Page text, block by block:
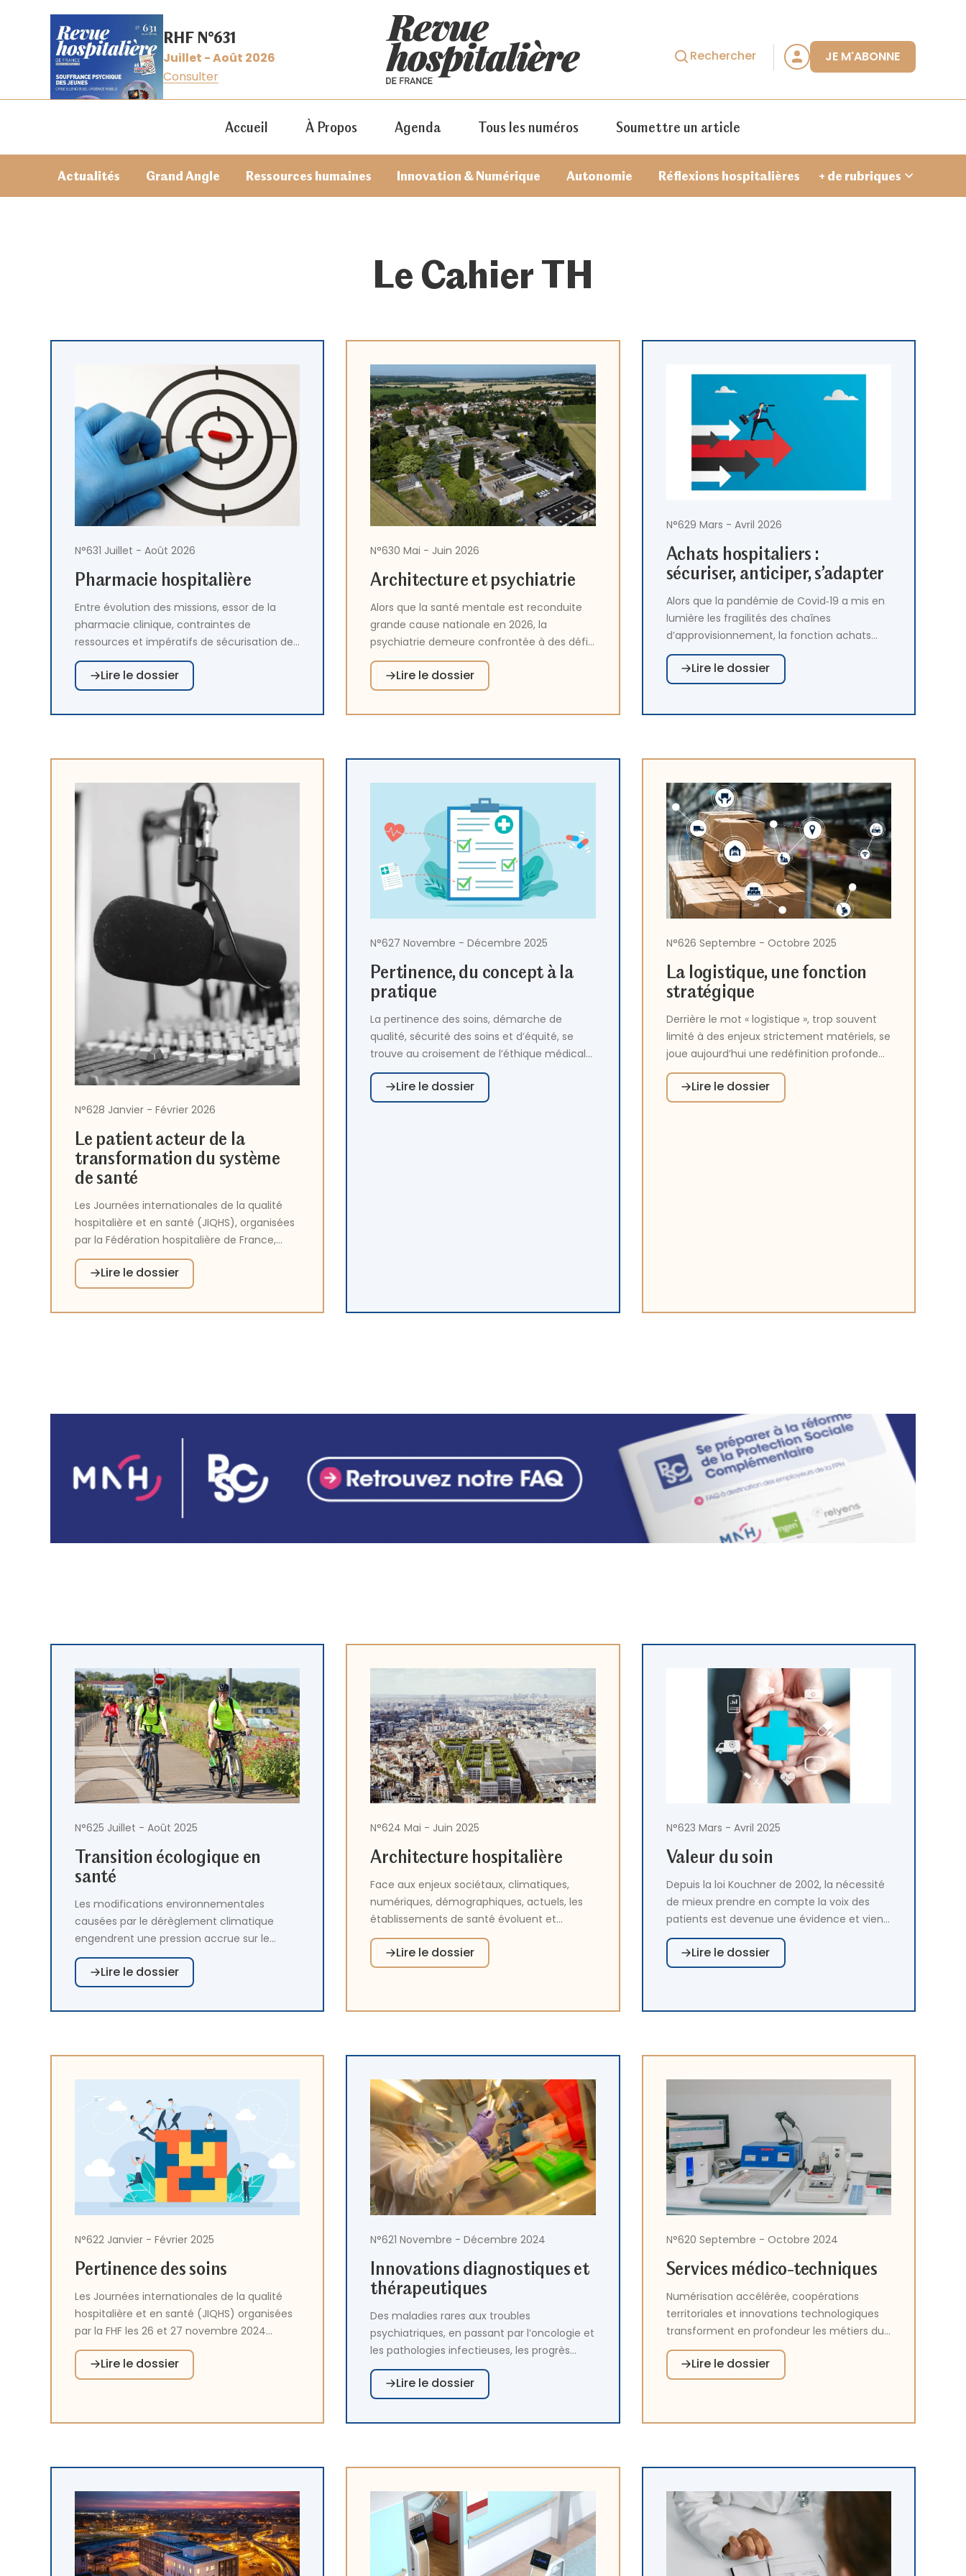
RHF N°631
Juillet - Août 2026
Consulter
Rechercher JE M'ABONNE
Accueil À Propos Agenda Tous les numéros Soumettre un article
Actualités Grand Angle Ressources humaines Innovation & Numérique Autonomie Réflexions hospitalières + de rubriques
Se connecter
Le Cahier TH
N°631 Juillet - Août 2026
Pharmacie hospitalière
Entre évolution des missions, essor de la
pharmacie clinique, contraintes de
ressources et impératifs de sécurisation des
parcours de soins, la pharmacie hospitalière
est une discipline en évolution permanente.
Les pharmacies à usage intérieur (PUI)
s’inscrivent dans des dynamiques
organisations, et s’appuient sur l’innovation
pour répondre aux défis des pénuries, de la
performance et de la transition écologique.
Lire le dossier
N°630 Mai - Juin 2026
Architecture et psychiatrie
Alors que la santé mentale est reconduite
grande cause nationale en 2026, la
psychiatrie demeure confrontée à des défis
majeurs qui dépassent les seules questions
d’organisation et de ressources humaines.
Le cadre bâti, longtemps relégué au second
plan, s’impose aujourd’hui comme un levier
urbaine et prise en compte des usages, ce
dossier met en lumière les conditions
nécessaires pour faire du bâti un véritable
outil au service des patients, des
professionnels et de la société.
Lire le dossier
N°629 Mars - Avril 2026
Achats hospitaliers :
sécuriser, anticiper, s’adapter
Alors que la pandémie de Covid‑19 a mis en
lumière les fragilités des chaînes
d’approvisionnement, la fonction achats
s’impose désormais comme un levier
stratégique majeur pour renforcer la
souveraineté, la performance et la
baromètres récemment publiés,
profonde dans le sanitaire comme dans le
médico‑social. Porté par les enseignements
du projet européen ProCure, le secteur
s’attelle aujourd’hui à repenser ses pratiques
pour sécuriser les flux, stimuler l’innovation
et répondre aux défis géopolitiques,
climatiques et économiques qui redessinent
les circuits logistiques.
Lire le dossier
N°628 Janvier - Février 2026
Le patient acteur de la
transformation du système
de santé
Les Journées internationales de la qualité
hospitalière et en santé (JIQHS), organisées
par la Fédération hospitalière de France,
constituent un temps fort de partage et de
valorisation des démarches qualité menées
dans les établissements sanitaires, sociaux
et médico-sociaux. Pour leur 26ᵉ édition, les
de transformation durable du système de
Lire le dossier
N°627 Novembre - Décembre 2025
Pertinence, du concept à la
pratique
La pertinence des soins, démarche de
qualité, sécurité des soins et d’équité, se
trouve au croisement de l’éthique médicale,
de la performance organisationnelle et de la
soutenabilité environnementale. Alors que
les HCL l'ont inscrite au cœur de leur projet
Lire le dossier
N°626 Septembre - Octobre 2025
La logistique, une fonction
stratégique
Derrière le mot « logistique », trop souvent
limité à des enjeux strictement matériels, se
joue aujourd’hui une redéfinition profonde
des organisations hospitalières. Une
logistique bien pensée devient un
catalyseur de transformation. Supply chain,
Lire le dossier
N°625 Juillet - Août 2025
Transition écologique en
santé
Les modifications environnementales
causées par le dérèglement climatique
engendrent une pression accrue sur le
système de santé, qui doit augmenter sa
résilience de façon durable. Les
établissements de santé se préparent et
s'adaptent grâce à l'engagement croissant
stratégique de la transition écologique,
s’inscrivant dans une logique de
performance globale, intégrant pleinement
les enjeux environnementaux.
Lire le dossier
N°624 Mai - Juin 2025
Architecture hospitalière
Face aux enjeux sociétaux, climatiques,
numériques, démographiques, actuels, les
établissements de santé évoluent et
s'adaptent. Le campus hospitalo-
universitaire Saint-Ouen Grand Paris Nord a
l’ambition de constituer le premier campus
numérisation de l’hôpital ouvre des
financières et organisationnelles et réponse
aux besoins des parties prenantes ? Enfin, le
projet de reconstruction des Ehpad/USLD
hospitaliers brestois incarne une
transformation domiciliaire majeure, dans le
cadre d’une démarche territoriale à l’échelle
du CHU et des établissements en direction
commune.
Lire le dossier
N°623 Mars - Avril 2025
Valeur du soin
Depuis la loi Kouchner de 2002, la nécessité
de mieux prendre en compte la voix des
patients est devenue une évidence et vient
remettre en question le présupposé tacite
selon lequel la prise en charge choisie par
l’équipe médicale serait nécessairement la
concept de la valeur du soin, dans ses
dimension économique et plus récemment
encore sociale et écologique.
Lire le dossier
N°622 Janvier - Février 2025
Pertinence des soins
Les Journées internationales de la qualité
hospitalière et en santé (JIQHS) organisées
par la FHF les 26 et 27 novembre 2024
avaient pour thème la pertinence des soins.
À cette occasion, sept initiatives innovantes
ont été retenues, afin de valoriser des
médico-sociaux investis dans cette
Lire le dossier
N°621 Novembre - Décembre 2024
Innovations diagnostiques et
thérapeutiques
Des maladies rares aux troubles
psychiatriques, en passant par l’oncologie et
les pathologies infectieuses, les progrès
rapides de la génomique, des
biotechnologies et des neurosciences
ouvrent des perspectives thérapeutiques
sans précédent, tout en posant la question
Lire le dossier
N°620 Septembre - Octobre 2024
Services médico-techniques
Numérisation accélérée, coopérations
territoriales et innovations technologiques
transforment en profondeur les métiers du
diagnostic médical. Entre l’essor de la
téléradiologie, la mutualisation des
laboratoires hospitaliers et le
numérique, les établissements de santé
service d'une médecine plus accessible.
Lire le dossier